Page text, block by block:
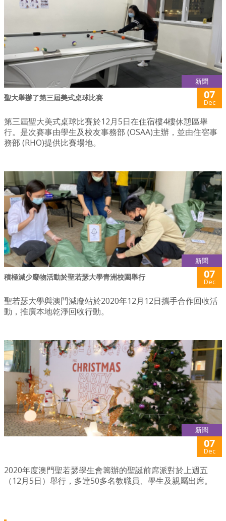
新聞
聖大舉辦了第三屆美式桌球比賽 07
Dec
第三屆聖大美式桌球比賽於12月5日在住宿樓4樓休憩區舉
行。是次賽事由學生及校友事務部 (OSAA)主辦，並由住宿事
務部 (RHO)提供比賽場地。
新聞
積極減少廢物活動於聖若瑟大學青洲校園舉行 07
Dec
聖若瑟大學與澳門減廢站於2020年12月12日攜手合作回收活
動，推廣本地乾淨回收行動。
新聞
07
Dec
2020年度澳門聖若瑟學生會籌辦的聖誕前席派對於上週五
（12月5日）舉行，多逹50多名教職員、學生及親屬出席。